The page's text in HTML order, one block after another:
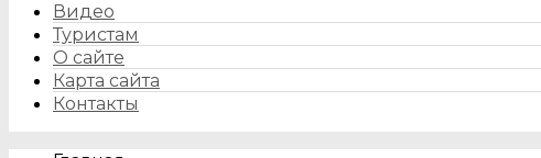
Видео
Туристам
О сайте
Карта сайта
Контакты